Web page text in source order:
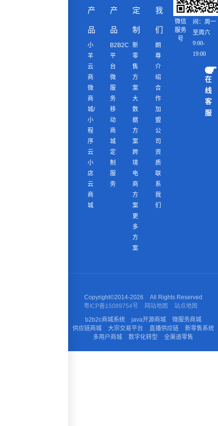
产
品
小
羊
云
商
微
商
城/
小
程
序
云
小
店
云
商
城
产
品
B2B2C
平
台
微
服
务
移
动
商
城
定
制
服
务
定
制
新
零
售
方
案
大
数
据
方
案
跨
境
电
商
方
案
更
多
方
案
我
们
朗
尊
介
绍
合
作
加
盟
公
司
资
质
联
系
我
们
在线时
间：周一
至周六
9:00-
19:00
在
线
客
服
微信
服务
号
Copyright©2014-2026
All Rights Reserved
粤ICP备15089754号
网站地图
站点地图
b2b2c商城系统
java开源商城
微服务商城
供应链商城
大宗交易平台 直播供应链
新零售系统
多用户商城
数字化转型 全渠道零售